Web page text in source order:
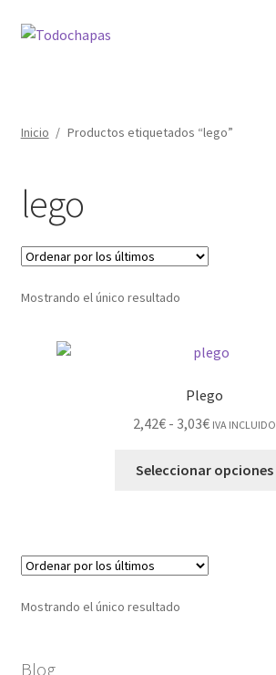
Inicio / Productos etiquetados “lego”
lego
Mostrando el único resultado
Plego
2,42€ - 3,03€ IVA INCLUIDO
Seleccionar opciones
Mostrando el único resultado
Blog